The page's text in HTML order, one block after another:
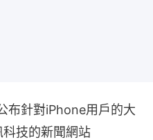
布針對iPhone用戶的大
技的新聞網站